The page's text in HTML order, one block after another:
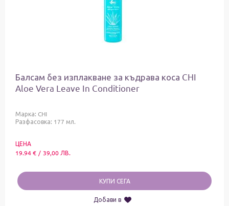
Балсам без изплакване за къдрава коса CHI
Aloe Vera Leave In Conditioner
Марка: CHI
Разфасовка: 177 мл.
ЦЕНА
19.94€ / 39,00 ЛВ.
КУПИ СЕГА
Добави в